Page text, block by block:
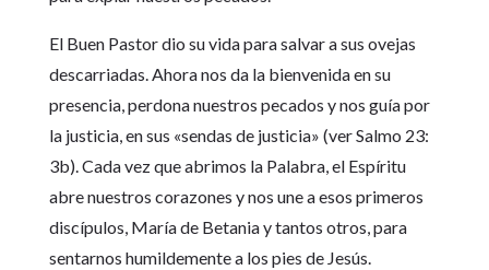
El Buen Pastor dio su vida para salvar a sus ovejas
descarriadas. Ahora nos da la bienvenida en su
presencia, perdona nuestros pecados y nos guía por
la justicia, en sus «sendas de justicia» (ver Salmo 23:
3b). Cada vez que abrimos la Palabra, el Espíritu
abre nuestros corazones y nos une a esos primeros
discípulos, María de Betania y tantos otros, para
sentarnos humildemente a los pies de Jesús.